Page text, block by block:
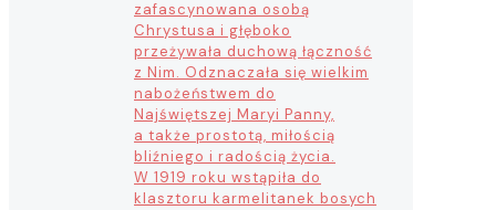
zafascynowana osobą
Chrystusa i głęboko
przeżywała duchową łączność
z Nim. Odznaczała się wielkim
nabożeństwem do
Najświętszej Maryi Panny,
a także prostotą, miłością
bliźniego i radością życia.
W 1919 roku wstąpiła do
klasztoru karmelitanek bosych